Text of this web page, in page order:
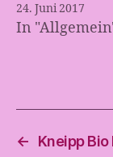
24. Juni 2017
In
←
Kneipp